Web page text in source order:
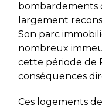
bombardements
largement
Son parc
nombreux
cette période de
conséquences
Ces logements